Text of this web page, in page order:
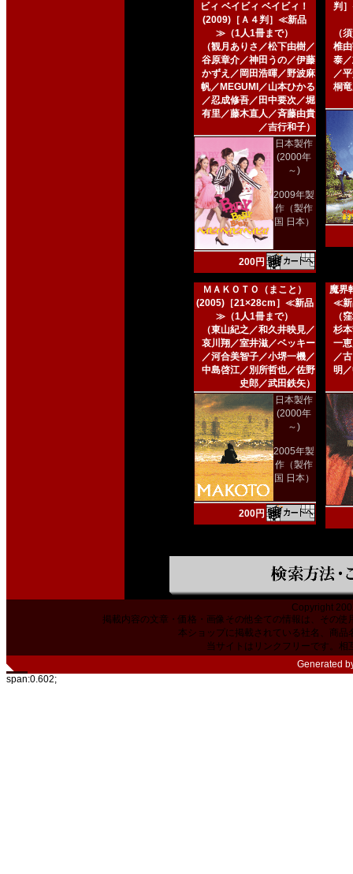
ビィ ベイビィ ベイビィ！
(2009)［Ａ４判］≪新品
≫（1人1冊まで）
（観月ありさ／松下由樹／
谷原章介／神田うの／伊藤
かずえ／岡田浩暉／野波麻
帆／MEGUMI／山本ひかる
／忍成修吾／田中要次／堀
有里／藤木直人／斉藤由貴
／吉行和子）
日本製作
(2000年
～)
2009年製
作（製作
国 日本）
200円
判
（
椎
泰
／
桐
ＭＡＫＯＴＯ（まこと）
(2005)［21×28cm］≪新品
≫（1人1冊まで）
（東山紀之／和久井映見／
哀川翔／室井滋／ベッキー
／河合美智子／小堺一機／
中島啓江／別所哲也／佐野
史郎／武田鉄矢）
日本製作
(2000年
～)
2005年製
作（製作
国 日本）
200円
魔界
≪新
（
杉
一
／
明
Copyright
掲載内容の文章・価格・画像その他全ての情報は、その
本ショップに掲載されている社名、商
当サイトはリンクフリーです。相
Generated
span:0.602;